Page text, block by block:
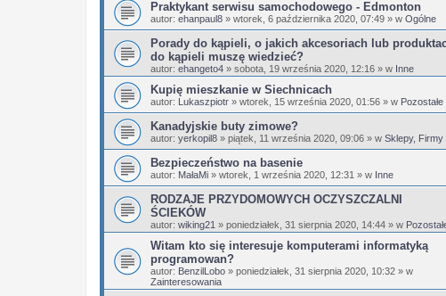
Praktykant serwisu samochodowego - Edmonton
autor: ehanpaul8 » wtorek, 6 października 2020, 07:49 » w Ogólne
Porady do kąpieli, o jakich akcesoriach lub
do kąpieli muszę wiedzieć?
autor: ehangeto4 » sobota, 19 września 2020, 12:16 » w Inne
Kupię mieszkanie w Siechnicach
autor: Lukaszpiotr » wtorek, 15 września 2020, 01:56 » w Pozostałe
Kanadyjskie buty zimowe?
autor: yerkopil8 » piątek, 11 września 2020, 09:06 » w Sklepy, Firmy
Bezpieczeństwo na basenie
autor: MałaMi » wtorek, 1 września 2020, 12:31 » w Inne
RODZAJE PRZYDOMOWYCH OCZYSZCZALNI
ŚCIEKÓW
autor: wiking21 » poniedziałek, 31 sierpnia 2020, 14:44 » w
Witam kto się interesuje komputerami informatyką
programowan?
autor: BenzilLobo » poniedziałek, 31 sierpnia 2020, 10:32 » w
Zainteresowania